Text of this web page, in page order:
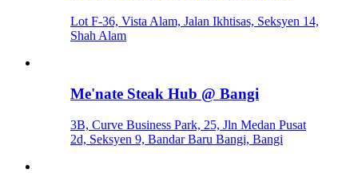
Lot F-36, Vista Alam, Jalan Ikhtisas, Seksyen 14,
Shah Alam
Me'nate Steak Hub @ Bangi
3B, Curve Business Park, 25, Jln Medan Pusat
2d, Seksyen 9, Bandar Baru Bangi, Bangi